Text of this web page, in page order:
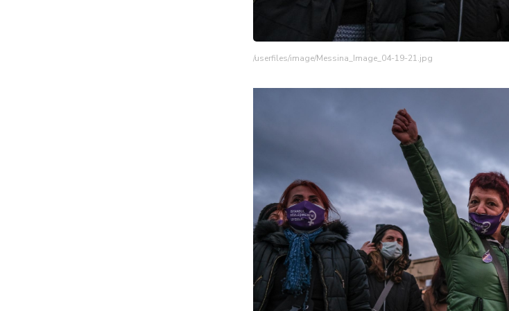
/userfiles/image/Messina_Image_04-19-21.jpg